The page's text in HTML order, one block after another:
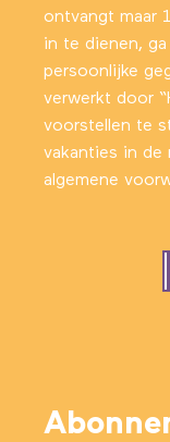
ontvangt maar
in te dienen,
persoonlijke
verwerkt door
voorstellen te
vakanties in de
algemene